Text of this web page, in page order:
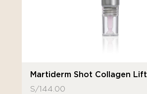
Martiderm Shot Collagen Lift
S/144.00